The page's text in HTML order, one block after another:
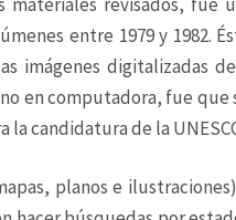
entre 1979 y 1982.
imágenes digitalizadas
en computadora, fue que
la candidatura de la